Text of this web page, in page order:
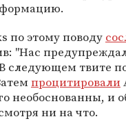
по этому поводу
"Нас
следующем твите
процитировали
необоснованны, и
ни на что.